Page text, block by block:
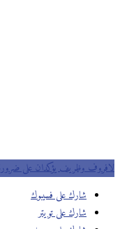
لافروف وظريف يؤكدان على ضرورة
شارك على فسيبوك
شارك على تويتر